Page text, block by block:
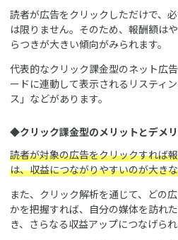
読者が広告をクリックしただけで、
は限りません。そのため、報酬額は
らつきが大きい傾向がみられます。
代表的なクリック課金型のネット広
ードに連動して表示されるリスティ
ス」などがあります。
◆クリック課金型のメリットとデメ
読者が対象の広告をクリックすれば
は、収益につながりやすいのが大き
また、クリック解析を通じて、どの
かを把握すれば、自分の媒体を訪れ
き、さらなる収益アップにつなげられ